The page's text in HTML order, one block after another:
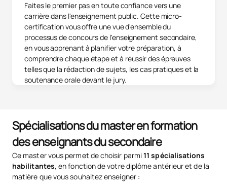
Faites le premier pas en toute confiance vers une
carrière dans l'enseignement public. Cette micro-
certification vous offre une vue d'ensemble du
processus de concours de l'enseignement secondaire,
en vous apprenant à planifier votre préparation, à
comprendre chaque étape et à réussir des épreuves
telles que la rédaction de sujets, les cas pratiques et la
soutenance orale devant le jury.
Spécialisations du master en formation
des enseignants du secondaire
Ce master vous permet de choisir parmi11 spécialisations
habilitantes, en fonction de votre diplôme antérieur et de la
matière que vous souhaitez enseigner :